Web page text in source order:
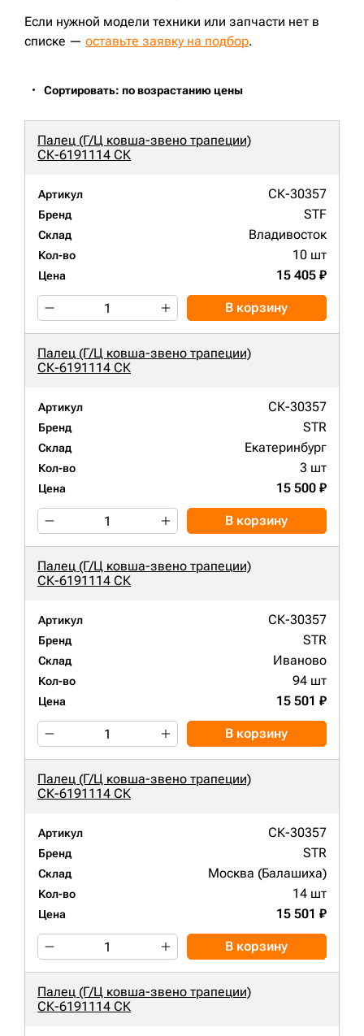
Если нужной модели техники или запчасти нет в
списке — оставьте заявку на подбор.
Сортировать: по возрастанию цены
Палец (Г/Ц ковша-звено трапеции)
СК-6191114 СК
Артикул СК-30357
Бренд STF
Склад Владивосток
Кол-во 10 шт
Цена 15 405 ₽
В корзину
Палец (Г/Ц ковша-звено трапеции)
СК-6191114 СК
Артикул СК-30357
Бренд STR
Склад Екатеринбург
Кол-во 3 шт
Цена 15 500 ₽
В корзину
Палец (Г/Ц ковша-звено трапеции)
СК-6191114 СК
Артикул СК-30357
Бренд STR
Склад Иваново
Кол-во 94 шт
Цена 15 501 ₽
В корзину
Палец (Г/Ц ковша-звено трапеции)
СК-6191114 СК
Артикул СК-30357
Бренд STR
Склад Москва (Балашиха)
Кол-во 14 шт
Цена 15 501 ₽
В корзину
Палец (Г/Ц ковша-звено трапеции)
СК-6191114 СК